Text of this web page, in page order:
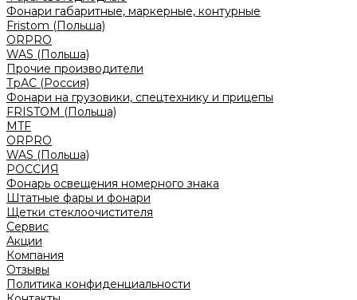
Фонари габаритные, маркерные, контурные
Fristom (Польша)
ORPRO
WAS (Польша)
Прочие производители
ТрАС (Россия)
Фонари на грузовики, спецтехнику и прицепы
FRISTOM (Польша)
MTF
ORPRO
WAS (Польша)
РОССИЯ
Фонарь освещения номерного знака
Штатные фары и фонари
Щетки стеклоочистителя
Сервис
Акции
Компания
Отзывы
Политика конфиденциальности